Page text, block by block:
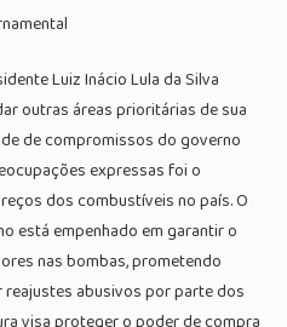
Luiz Inácio Lula da Silva
outras áreas prioritárias de sua
de compromissos do governo
expressas foi o
dos combustíveis no país. O
está empenhado em garantir o
nas bombas, prometendo
abusivos por parte dos